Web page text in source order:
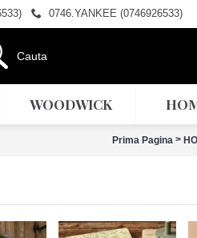
0746.YANKEE (0746926533)
WOODWICK
Prima Pagina >